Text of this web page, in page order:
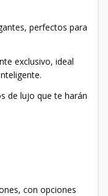
perfectos para
exclusivo, ideal
de lujo que te harán
con opciones